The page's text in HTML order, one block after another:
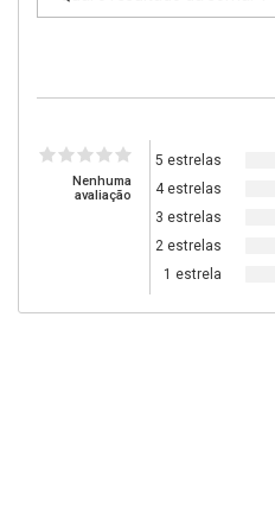
Nenhuma
avaliação
5 estrelas
4 estrelas
3 estrelas
2 estrelas
1 estrela